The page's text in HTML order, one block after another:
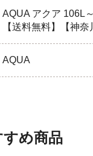
AQUA アクア 106L
【送料無料】【神
AQUA
め商品